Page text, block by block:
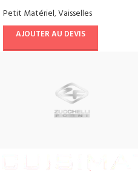
Petit Matériel,Vaisselles
AJOUTER AU DEVIS